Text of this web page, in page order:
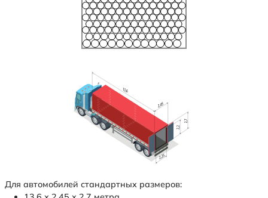
Для автомобилей стандартных размеров: